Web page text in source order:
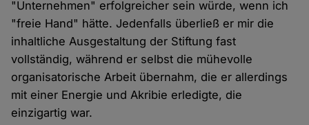
"Unternehmen" erfolgreicher sein würde, wenn ich
"freie Hand" hätte. Jedenfalls überließ er mir die
inhaltliche Ausgestaltung der Stiftung fast
vollständig, während er selbst die mühevolle
organisatorische Arbeit übernahm, die er allerdings
mit einer Energie und Akribie erledigte, die
einzigartig war.